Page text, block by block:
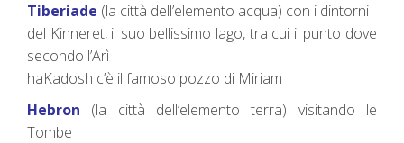
Tiberiade (la città dell’elemento acqua) con i dintorni
del Kinneret, il suo bellissimo lago, tra cui il punto dove
secondo l’Arì
haKadosh c’è il famoso pozzo di Miriam
Hebron (la città dell’elemento terra) visitando le
Tombe